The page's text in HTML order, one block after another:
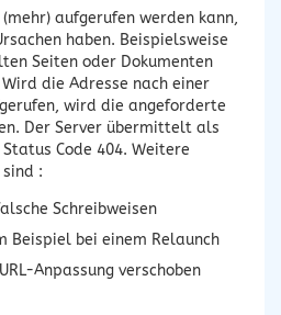
aufgerufen werden kann,
haben. Beispielsweise
Seiten oder Dokumenten
die Adresse nach einer
wird die angeforderte
Der Server übermittelt als
Status Code 404. Weitere
:
Schreibweisen
Beispiel bei einem Relaunch
Anpassung verschoben